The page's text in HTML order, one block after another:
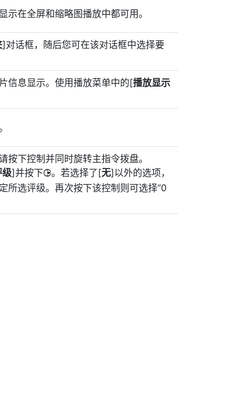
在全屏和缩略图播放中都可用。
]对话框，随后您可在该对话框中选择要
信息显示。使用播放菜单中的[播放显示
下控制并同时旋转主指令拨盘。
级]并按下2。若选择了[无]以外的选项，
所选评级。再次按下该控制则可选择“0